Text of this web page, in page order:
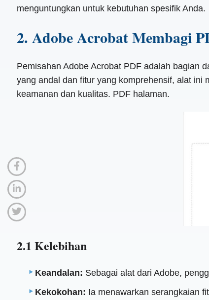
menguntungkan untuk kebutuhan spesifik Anda.
2. Adobe Acrobat Membagi
Pemisahan Adobe Acrobat PDF adalah bagian
yang andal dan fitur yang komprehensif, alat ini
keamanan dan kualitas. PDF halaman.
2.1 Kelebihan
Keandalan: Sebagai alat dari Adobe,
Kekokohan: Ia menawarkan serangkaian